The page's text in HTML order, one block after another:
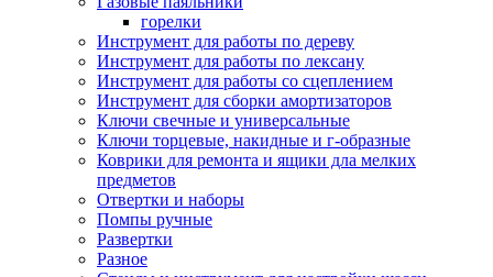
горелки
Инструмент для работы по дереву
Инструмент для работы по лексану
Инструмент для работы со сцеплением
Инструмент для сборки амортизаторов
Ключи свечные и универсальные
Ключи торцевые, накидные и г-образные
Коврики для ремонта и ящики дла мелких
предметов
Отвертки и наборы
Помпы ручные
Развертки
Разное